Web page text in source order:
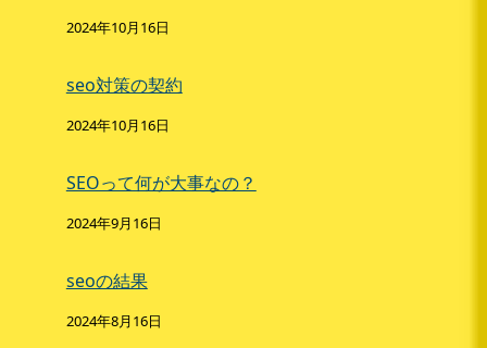
2024年10月16日
seo対策の契約
2024年10月16日
SEOって何が大事なの？
2024年9月16日
seoの結果
2024年8月16日